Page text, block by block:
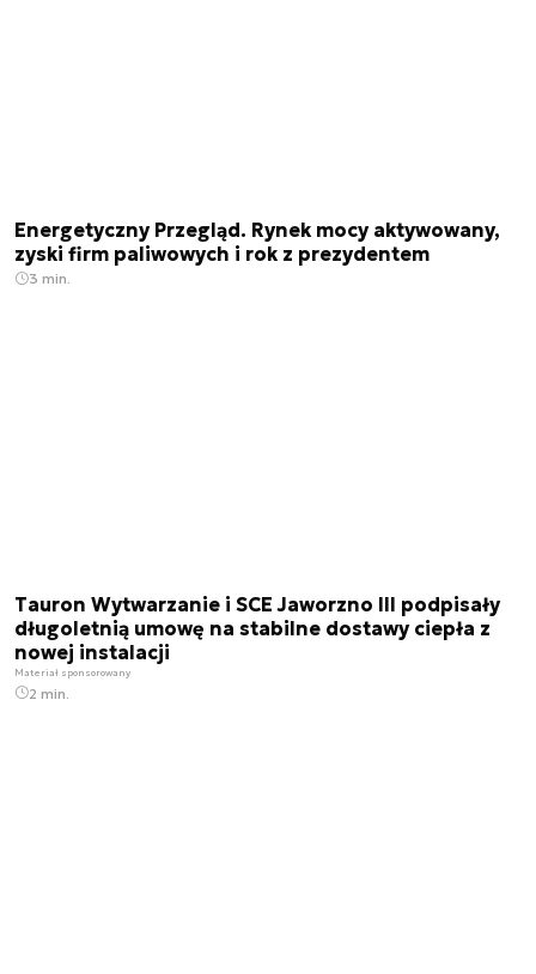
Energetyczny Przegląd. Rynek mocy aktywowany,
zyski firm paliwowych i rok z prezydentem
3 min.
Tauron Wytwarzanie i SCE Jaworzno III podpisały
długoletnią umowę na stabilne dostawy ciepła z
nowej instalacji
Materiał sponsorowany
2 min.